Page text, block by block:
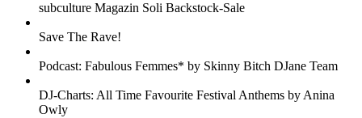
subculture Magazin Soli Backstock-Sale
Save The Rave!
Podcast: Fabulous Femmes* by Skinny Bitch DJane Team
DJ-Charts: All Time Favourite Festival Anthems by Anina
Owly